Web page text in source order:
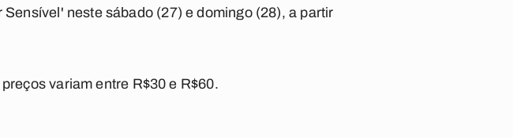
neste sábado (27) e domingo (28), a partir
variam entre R$30 e R$60.